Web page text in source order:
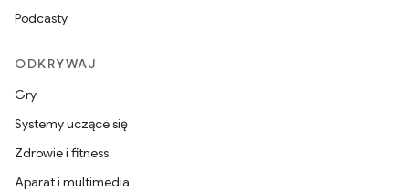
Podcasty
ODKRYWAJ
Gry
Systemy uczące się
Zdrowie i fitness
Aparat i multimedia